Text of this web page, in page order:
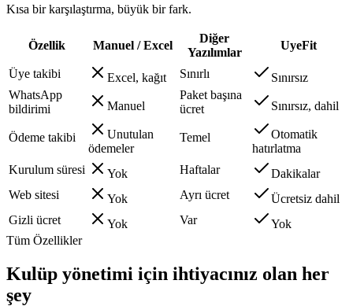
Kısa bir karşılaştırma, büyük bir fark.
Özellik Manuel / Excel
Diğer
Yazılımlar
UyeFit
Üye takibi Excel, kağıt Sınırlı
Sınırsız
WhatsApp
bildirimi
Manuel
Paket başına
ücret
Sınırsız, dahil
Ödeme takibi
Unutulan
ödemeler
Temel
Otomatik
hatırlatma
Kurulum süresi
Yok Haftalar
Dakikalar
Web sitesi
Yok Ayrı ücret
Ücretsiz dahil
Gizli ücret
Yok Var
Yok
Tüm Özellikler
Kulüp yönetimi için ihtiyacınız olan her
şey